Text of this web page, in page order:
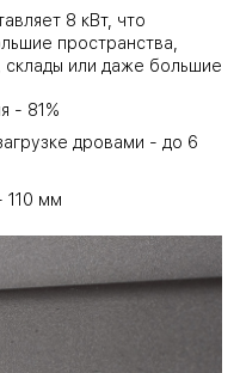
8 кВт, что
пространства,
склады или даже большие
- 81%
дровами - до 6
110 мм